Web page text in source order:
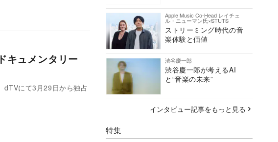
キュメンタリー
dTVにて3月29日から独占
Apple Music Co-Head レイチェ
ル・ニューマン氏×STUTS
ストリーミング時代の音
楽体験と価値
渋谷慶一郎
渋谷慶一郎が考えるAI
と“音楽の未来”
インタビュー記事をもっと見る
特集